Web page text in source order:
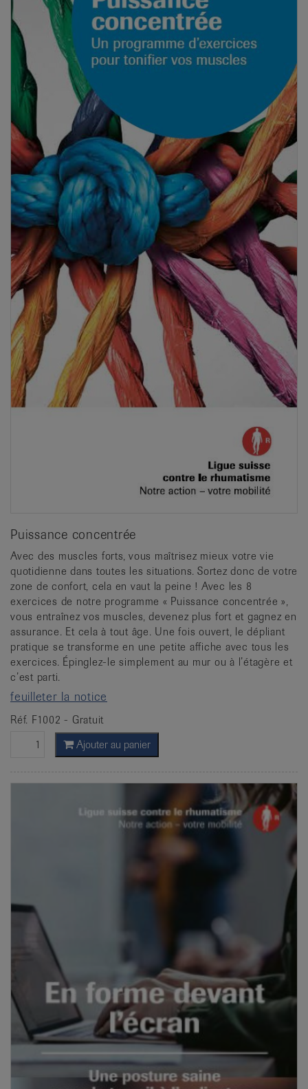
Puissance concentrée
Avec des muscles forts, vous maîtrisez mieux votre vie
quotidienne dans toutes les situations. Sortez donc de votre
zone de confort, cela en vaut la peine ! Avec les 8
exercices de notre programme « Puissance concentrée »,
vous entraînez vos muscles, devenez plus fort et gagnez en
assurance. Et cela à tout âge. Une fois ouvert, le dépliant
pratique se transforme en une petite affiche avec tous les
exercices. Épinglez-le simplement au mur ou à l’étagère et
c’est parti.
feuilleter la notice
Réf. F1002 - Gratuit
Ajouter au panier